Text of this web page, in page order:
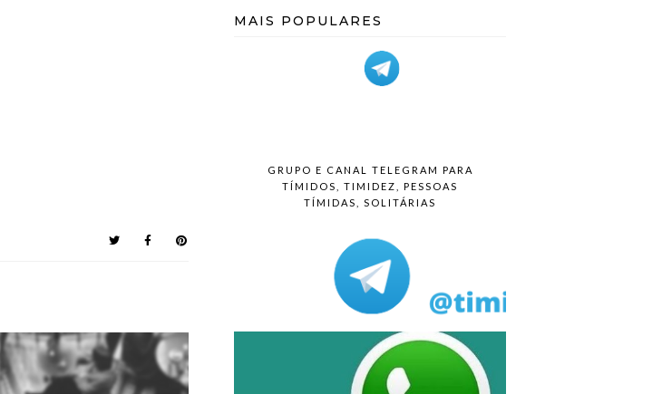
MAIS POPULARES
GRUPO E CANAL TELEGRAM PARA
TÍMIDOS, TIMIDEZ, PESSOAS
TÍMIDAS, SOLITÁRIAS